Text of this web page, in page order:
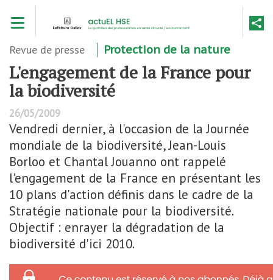
contenu
Revue de presse Protection de la nature
L'engagement de la France pour
la biodiversité
26/05/2009
Vendredi dernier, à l'occasion de la Journée
mondiale de la biodiversité, Jean-Louis
Borloo et Chantal Jouanno ont rappelé
l'engagement de la France en présentant les
10 plans d'action définis dans le cadre de la
Stratégie nationale pour la biodiversité.
Objectif : enrayer la dégradation de la
biodiversité d'ici 2010.